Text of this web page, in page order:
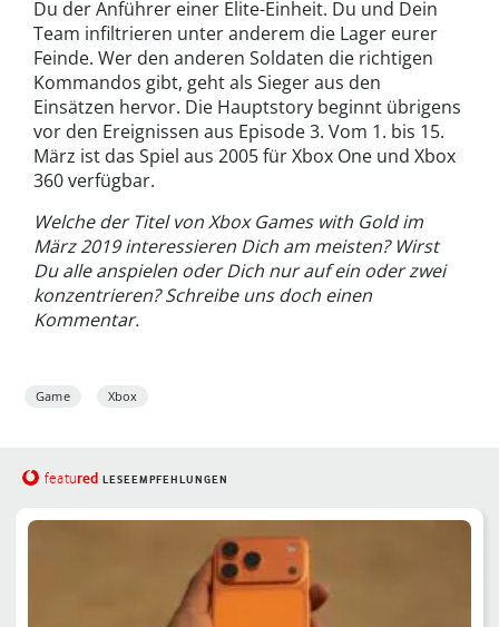
Du der Anführer einer Elite-Einheit. Du und Dein
Team infiltrieren unter anderem die Lager eurer
Feinde. Wer den anderen Soldaten die richtigen
Kommandos gibt, geht als Sieger aus den
Einsätzen hervor. Die Hauptstory beginnt übrigens
vor den Ereignissen aus Episode 3. Vom 1. bis 15.
März ist das Spiel aus 2005 für Xbox One und Xbox
360 verfügbar.
Welche der Titel von Xbox Games with Gold im
März 2019 interessieren Dich am meisten? Wirst
Du alle anspielen oder Dich nur auf ein oder zwei
konzentrieren? Schreibe uns doch einen
Kommentar.
Game Xbox
featured LESEEMPFEHLUNGEN